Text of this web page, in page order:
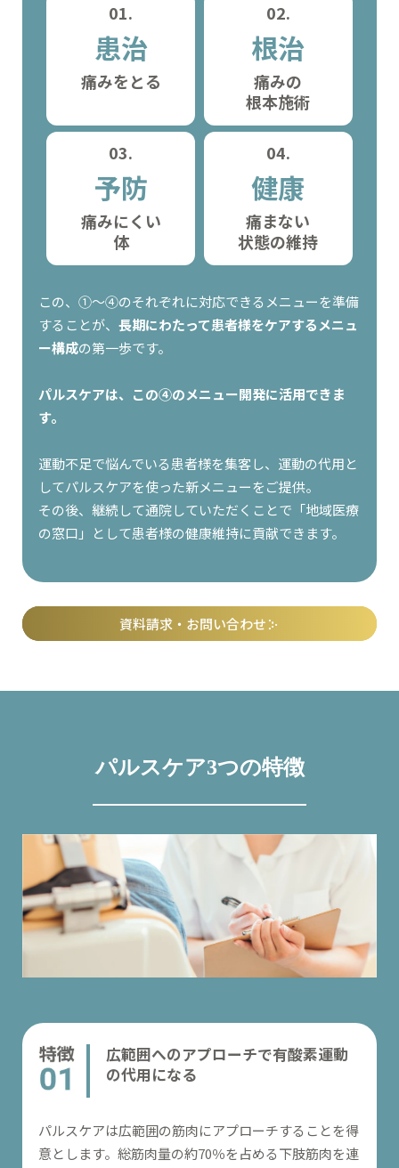
01.
患治
痛みをとる
02.
根治
痛みの
根本施術
03.
予防
痛みにくい
体
04.
健康
痛まない
状態の維持
この、①～④のそれぞれに対応できるメニューを準備
することが、 長期にわたって患者様をケアするメニュ
ー構成の第一歩です。
パルスケアは、この④のメニュー開発に活用できま
す。
運動不足で悩んでいる患者様を集客し、運動の代用と
してパルスケアを使った新メニューをご提供。
その後、継続して通院していただくことで「地域医療
の窓口」として患者様の健康維持に貢献できます。
資料請求・お問い合わせ
パルスケア3つの特徴
広範囲へのアプローチで有酸素運動
の代用になる
パルスケアは広範囲の筋肉にアプローチすることを得
意とします。総筋肉量の約70％を占める下肢筋肉を連